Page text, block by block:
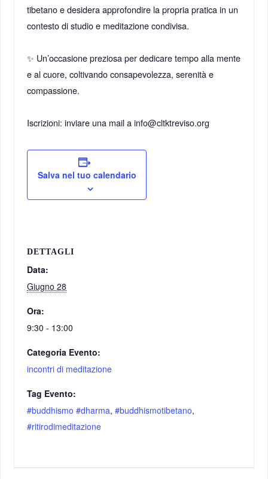
tibetano e desidera approfondire la propria pratica in un
contesto di studio e meditazione condivisa.
✨ Un’occasione preziosa per dedicare tempo alla mente
e al cuore, coltivando consapevolezza, serenità e
compassione.
Iscrizioni: inviare una mail a info@cltktreviso.org
Salva nel tuo calendario
DETTAGLI
Data:
Giugno 28
Ora:
9:30 - 13:00
Categoria Evento:
incontri di meditazione
Tag Evento:
#buddhismo #dharma,#buddhismotibetano,
#ritirodimeditazione